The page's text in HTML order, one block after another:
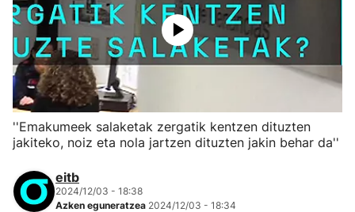
''Emakumeek salaketak zergatik kentzen dituzten
jakiteko, noiz eta nola jartzen dituzten jakin behar da''
eitb
2024/12/03 - 18:38
Azken eguneratzea 2024/12/03 - 18:34